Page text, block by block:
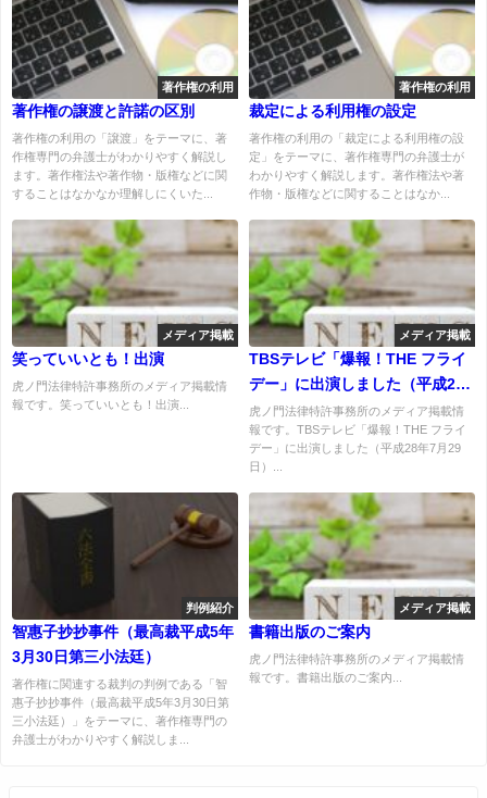
著作権の利用
著作権の譲渡と許諾の区別
著作権の利用の「譲渡」をテーマに、著
作権専門の弁護士がわかりやすく解説し
ます。著作権法や著作物・版権などに関
することはなかなか理解しにくいた...
著作権の利用
裁定による利用権の設定
著作権の利用の「裁定による利用権の設
定」をテーマに、著作権専門の弁護士が
わかりやすく解説します。著作権法や著
作物・版権などに関することはなか...
メディア掲載
笑っていいとも！出演
虎ノ門法律特許事務所のメディア掲載情
報です。笑っていいとも！出演...
メディア掲載
TBSテレビ「爆報！THE フライ
デー」に出演しました（平成28
年7月29日）
虎ノ門法律特許事務所のメディア掲載情
報です。TBSテレビ「爆報！THE フライ
デー」に出演しました（平成28年7月29
日）...
判例紹介
智惠子抄抄事件（最高裁平成5年
3月30日第三小法廷）
著作権に関連する裁判の判例である「智
惠子抄抄事件（最高裁平成5年3月30日第
三小法廷）」をテーマに、著作権専門の
弁護士がわかりやすく解説しま...
メディア掲載
書籍出版のご案内
虎ノ門法律特許事務所のメディア掲載情
報です。書籍出版のご案内...